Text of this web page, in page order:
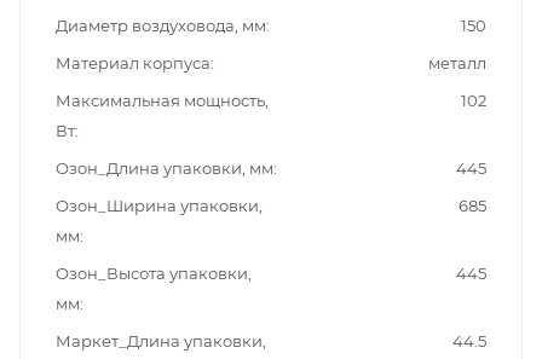
Диаметр воздуховода, мм
150
Материал корпуса
металл
Максимальная мощность,
Вт
102
Озон_Длина упаковки, мм
445
Озон_Ширина упаковки,
мм
685
Озон_Высота упаковки,
мм
445
Маркет_Длина упаковки,
44.5